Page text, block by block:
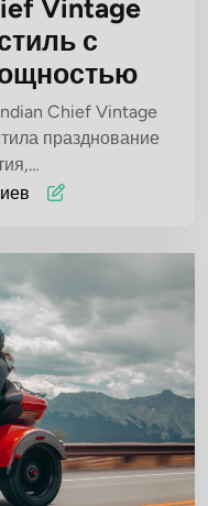
Vintage
с
Chief Vintage
празднование